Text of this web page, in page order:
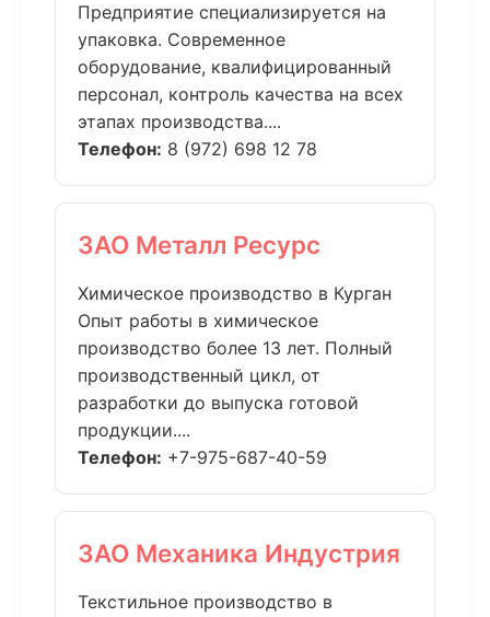
Предприятие специализируется на
упаковка. Современное
оборудование, квалифицированный
персонал, контроль качества на всех
этапах производства....
Телефон: 8 (972) 698 12 78
ЗАО Металл Ресурс
Химическое производство в Курган
Опыт работы в химическое
производство более 13 лет. Полный
производственный цикл, от
разработки до выпуска готовой
продукции....
Телефон: +7-975-687-40-59
ЗАО Механика Индустрия
Текстильное производство в